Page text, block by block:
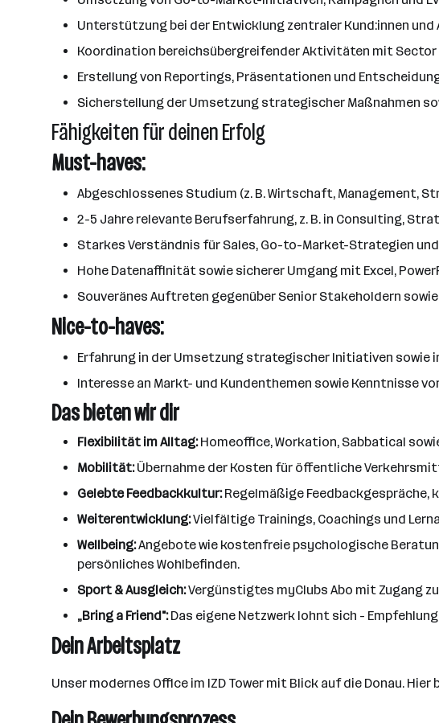
Unterstützung bei der Entwicklung zentraler Kund:innen
Koordination bereichsübergreifender Aktivitäten mit Sector
Erstellung von Reportings, Präsentationen und
Sicherstellung der Umsetzung strategischer Maßnahmen
Fähigkeiten für deinen Erfolg
Must-haves:
Abgeschlossenes Studium (z. B. Wirtschaft, Management,
2-5 Jahre relevante Berufserfahrung, z. B. in Consulting,
Starkes Verständnis für Sales, Go-to-Market-Strategien
Hohe Datenaffinität sowie sicherer Umgang mit Excel,
Souveränes Auftreten gegenüber Senior Stakeholdern
Nice-to-haves:
Erfahrung in der Umsetzung strategischer Initiativen sowie
Interesse an Markt- und Kundenthemen sowie Kenntnisse
Das bieten wir dir
Flexibilität im Alltag:Homeoffice, Workation, Sabbatical
Mobilität:Übernahme der Kosten für öffentliche
Gelebte Feedbackkultur:Regelmäßige Feedbackgespräche,
Weiterentwicklung:Vielfältige Trainings, Coachings und
Wellbeing:Angebote wie kostenfreie psychologische
persönliches Wohlbefinden.
Sport & Ausgleich:Vergünstigtes myClubs Abo mit Zugang
„Bring a Friend":Das eigene Netzwerk lohnt sich -
Dein Arbeitsplatz
Unser modernes Office im IZD Tower mit Blick auf die Donau.